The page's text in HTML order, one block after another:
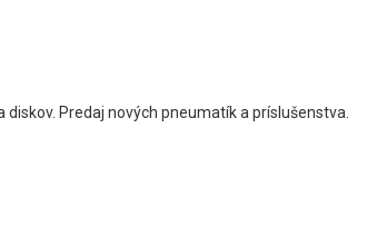
Predaj nových pneumatík a príslušenstva.